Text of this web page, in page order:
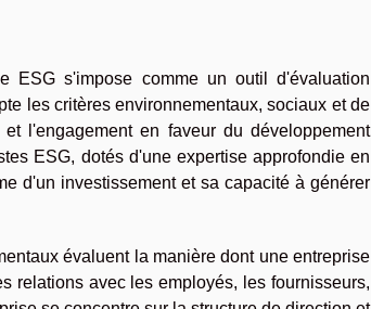
ESG s'impose comme un outil d'évaluation
les critères environnementaux, sociaux et de
l'engagement en faveur du développement
ESG, dotés d'une expertise approfondie en
d'un investissement et sa capacité à générer
évaluent la manière dont une entreprise
relations avec les employés, les fournisseurs,